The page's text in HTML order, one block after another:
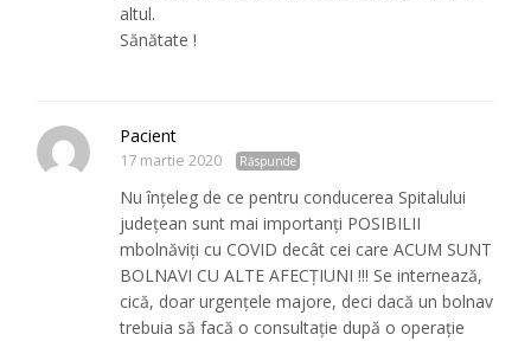
altul.
Sănătate !
Pacient
17 martie 2020 Răspunde
Nu înțeleg de ce pentru conducerea Spitalului
județean sunt mai importanți POSIBILII
mbolnăviți cu COVID decât cei care ACUM SUNT
BOLNAVI CU ALTE AFECȚIUNI !!! Se internează,
cică, doar urgențele majore, deci dacă un bolnav
trebuia să facă o consultație după o operație